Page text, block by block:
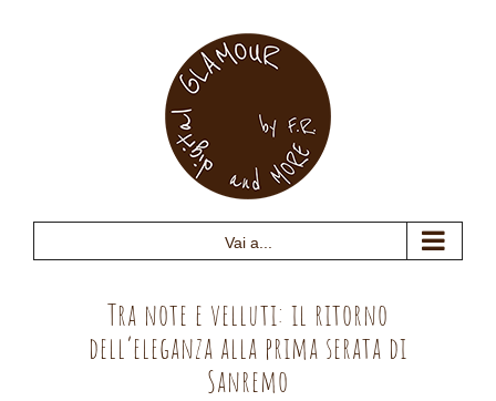
Vai a...
Tra note e velluti: il ritorno
dell’eleganza alla prima serata di
Sanremo